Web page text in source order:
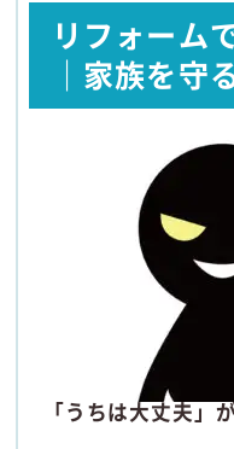
リフォーム
｜家族を守
「うちは大丈夫」